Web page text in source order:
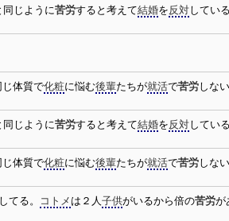
同じように苦労すると考えて結婚を反対してい
体質で化粧に悩む後輩たちが就活で苦労しな
同じように苦労すると考えて結婚を反対してい
体質で化粧に悩む後輩たちが就活で苦労しな
てる。 コトメ は２人子供がいるから倍の苦労が